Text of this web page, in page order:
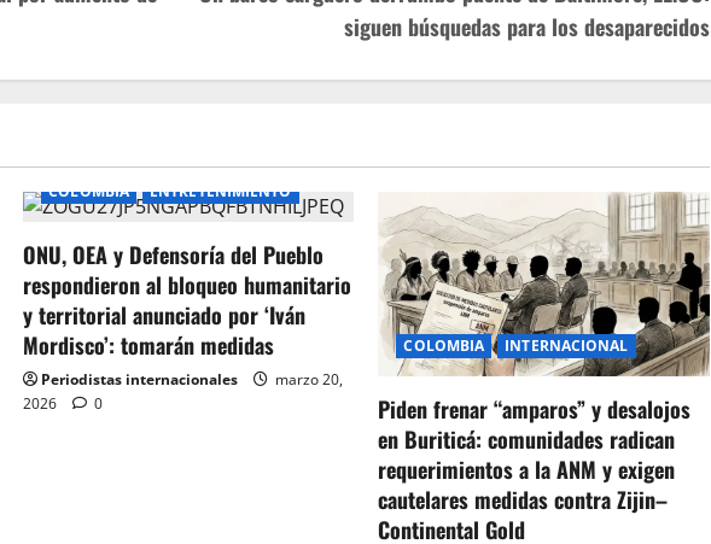
siguen búsquedas para los desaparecidos
COLOMBIA ENTRETENIMIENTO
ONU, OEA y Defensoría del Pueblo
respondieron al bloqueo humanitario
y territorial anunciado por ‘Iván
Mordisco’: tomarán medidas
Periodistas internacionales
marzo 20,
2026
0
COLOMBIA INTERNACIONAL
Piden frenar “amparos” y desalojos
en Buriticá: comunidades radican
requerimientos a la ANM y exigen
cautelares medidas contra Zijin–
Continental Gold